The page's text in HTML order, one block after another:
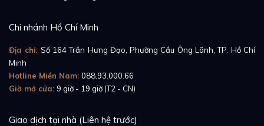
kính sapphire chống lóa, chống xước có khả năng
phản xạ cực kỳ tốt.
Chi nhánh Hồ Chí Minh
Địa chỉ: Số 164 Trần Hưng Đạo, Phường Cầu Ông Lãnh, TP. Hồ Chí
Minh
Hotline Miền Nam: 088.93.000.66
Giờ mở cửa: 9 giờ - 19 giờ (T2 - CN)
Giao dịch tại nhà (Liên hệ trước)